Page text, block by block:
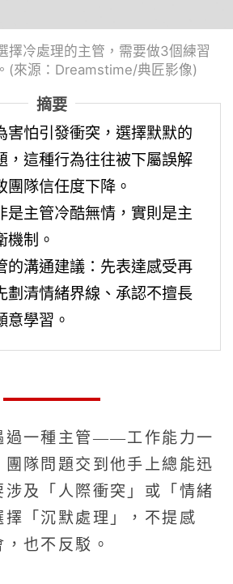
擇冷處理的主管，需要做3個練習
(來源：Dreamstime/典匠影像)
摘要
害怕引發衝突，選擇默默的
，這種行為往往被下屬誤解
團隊信任度下降。
是主管冷酷無情，實則是主
機制。
的溝通建議：先表達感受再
劃清情緒界線、承認不擅長
意學習。
過一種主管——工作能力一
團隊問題交到他手上總能迅
及「人際衝突」或「情緒
擇「沉默處理」，不提感
也不反駁。